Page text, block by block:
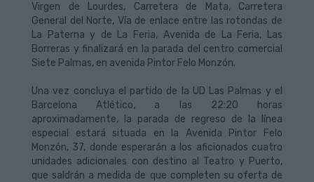
Virgen de Lourdes, Carretera de Mata, Carretera
General del Norte, Vía de enlace entre las rotondas de
La Paterna y de La Feria, Avenida de La Feria, Las
Borreras y finalizará en la parada del centro comercial
Siete Palmas, en avenida Pintor Felo Monzón.
Una vez concluya el partido de la UD Las Palmas y el
Barcelona Atlético, a las 22:20 horas
aproximadamente, la parada de regreso de la línea
especial estará situada en la Avenida Pintor Felo
Monzón, 37, donde esperarán a los aficionados cuatro
unidades adicionales con destino al Teatro y Puerto,
que saldrán a medida de que completen su oferta de